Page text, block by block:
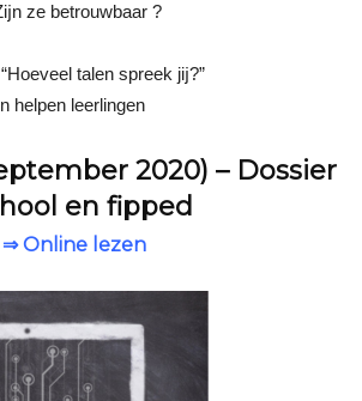
ze betrouwbaar ?
talen spreek jĳ?”
helpen leerlingen
2020) – Dossier
en fipped
⇒ Online lezen